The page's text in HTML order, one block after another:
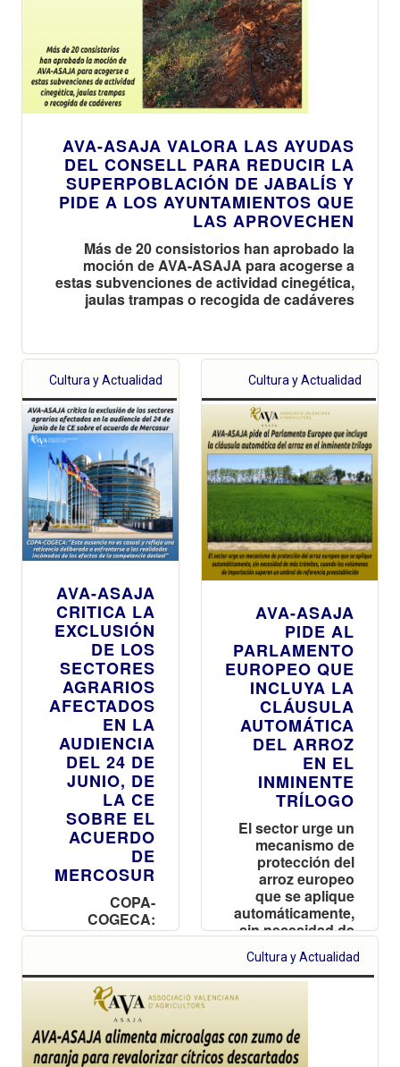
AVA-ASAJA VALORA LAS AYUDAS
DEL CONSELL PARA REDUCIR LA
SUPERPOBLACIÓN DE JABALÍS Y
PIDE A LOS AYUNTAMIENTOS QUE
LAS APROVECHEN
Más de 20 consistorios han aprobado la
moción de AVA-ASAJA para acogerse a
estas subvenciones de actividad cinegética,
jaulas trampas o recogida de cadáveres
Cultura y Actualidad
AVA-ASAJA
CRITICA LA
EXCLUSIÓN
DE LOS
SECTORES
AGRARIOS
AFECTADOS
EN LA
AUDIENCIA
DEL 24 DE
JUNIO, DE
LA CE
SOBRE EL
ACUERDO
DE
MERCOSUR
COPA-
COGECA:
“Esta
es casual y
refleja una
reticencia
deliberada a
enfrentarse a
las realidades
Cultura y Actualidad
AVA-ASAJA
PIDE AL
PARLAMENTO
EUROPEO QUE
INCLUYA LA
CLÁUSULA
AUTOMÁTICA
DEL ARROZ
EN EL
INMINENTE
TRÍLOGO
El sector urge un
mecanismo de
protección del
arroz europeo
que se aplique
automáticamente,
sin necesidad de
más trámites,
cuando los
volúmenes de
umbral de
referencia
Cultura y Actualidad